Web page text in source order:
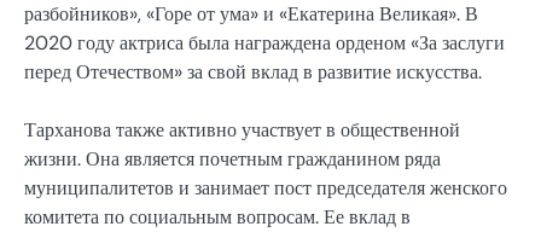
разбойников», «Горе от ума» и «Екатерина Великая». В
2020 году актриса была награждена орденом «За заслуги
перед Отечеством» за свой вклад в развитие искусства.
Тарханова также активно участвует в общественной
жизни. Она является почетным гражданином ряда
муниципалитетов и занимает пост председателя женского
комитета по социальным вопросам. Ее вклад в